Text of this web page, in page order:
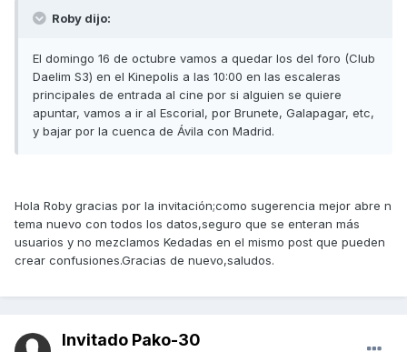
Roby dijo:
El domingo 16 de octubre vamos a quedar los del foro (Club
Daelim S3) en el Kinepolis a las 10:00 en las escaleras
principales de entrada al cine por si alguien se quiere
apuntar, vamos a ir al Escorial, por Brunete, Galapagar, etc,
y bajar por la cuenca de Ávila con Madrid.
Hola Roby gracias por la invitación;como sugerencia mejor abre n
tema nuevo con todos los datos,seguro que se enteran más
usuarios y no mezclamos Kedadas en el mismo post que pueden
crear confusiones.Gracias de nuevo,saludos.
Invitado Pako-30